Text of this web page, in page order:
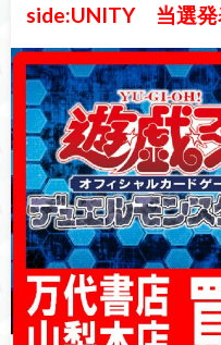
side:UNITY 当選発